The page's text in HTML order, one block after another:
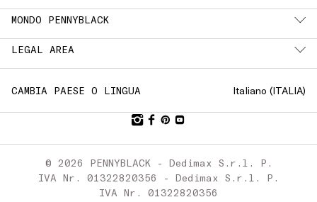
MONDO PENNYBLACK
LEGAL AREA
CAMBIA PAESE O LINGUA Italiano (ITALIA)
© 2026 PENNYBLACK - Dedimax S.r.l. P.
IVA Nr. 01322820356 - Dedimax S.r.l. P.
IVA Nr. 01322820356